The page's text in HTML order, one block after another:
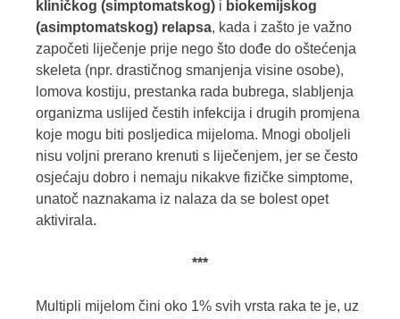
kliničkog (simptomatskog) i biokemijskog
(asimptomatskog) relapsa, kada i zašto je važno
započeti liječenje prije nego što dođe do oštećenja
skeleta (npr. drastičnog smanjenja visine osobe),
lomova kostiju, prestanka rada bubrega, slabljenja
organizma uslijed čestih infekcija i drugih promjena
koje mogu biti posljedica mijeloma. Mnogi oboljeli
nisu voljni prerano krenuti s liječenjem, jer se često
osjećaju dobro i nemaju nikakve fizičke simptome,
unatoč naznakama iz nalaza da se bolest opet
aktivirala.
***
Multipli mijelom čini oko 1% svih vrsta raka te je, uz